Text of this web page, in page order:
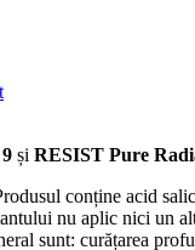
și RESIST Pure
conține acid
nu aplic nici un
sunt: curățarea